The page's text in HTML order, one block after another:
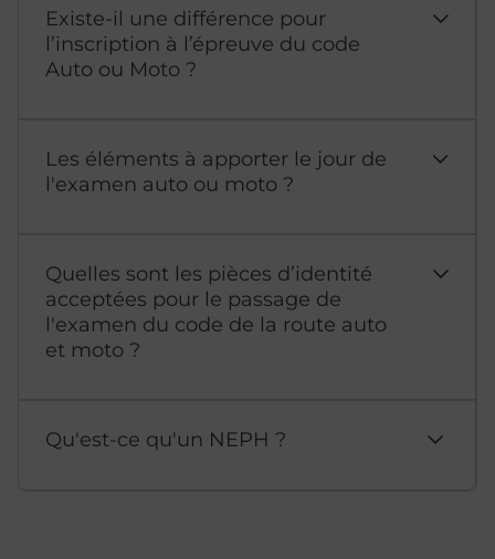
Existe-il une différence pour
l’inscription à l’épreuve du code
Auto ou Moto ?
Les éléments à apporter le jour de
l'examen auto ou moto ?
Quelles sont les pièces d’identité
acceptées pour le passage de
l'examen du code de la route auto
et moto ?
Qu'est-ce qu'un NEPH ?